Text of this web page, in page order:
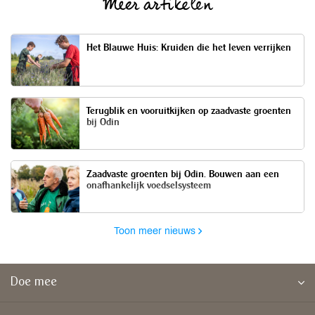
Meer artikelen
Het Blauwe Huis: Kruiden die het leven verrijken
Terugblik en vooruitkijken op zaadvaste groenten
bij Odin
Zaadvaste groenten bij Odin. Bouwen aan een
onafhankelijk voedselsysteem
Toon meer nieuws
Doe mee